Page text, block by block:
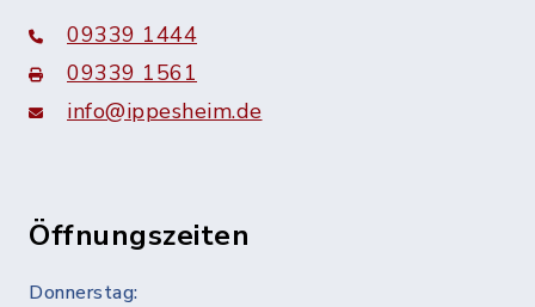
09339 1444
09339 1561
info@ippesheim.de
Öffnungszeiten
Donnerstag: